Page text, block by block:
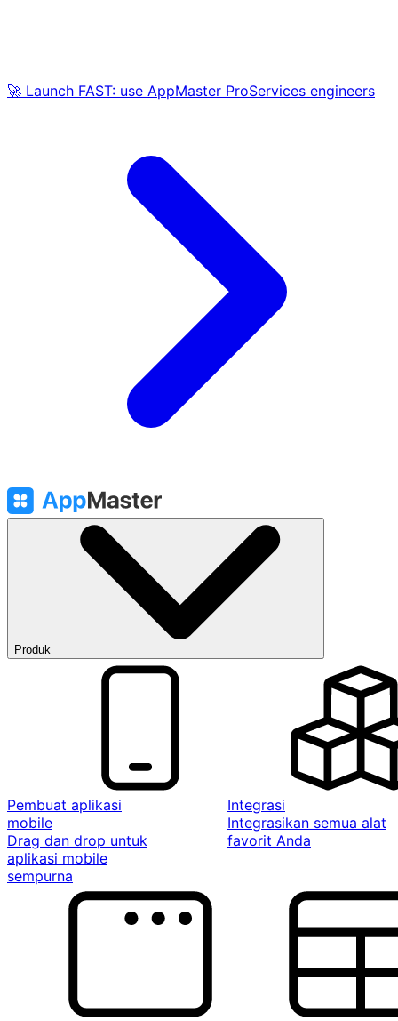
🚀 Launch FAST: use AppMaster ProServices engineers
Produk
Pembuat aplikasi
mobile
Drag dan drop untuk
aplikasi mobile
sempurna
Integrasi
Integrasikan semua alat
favorit Anda